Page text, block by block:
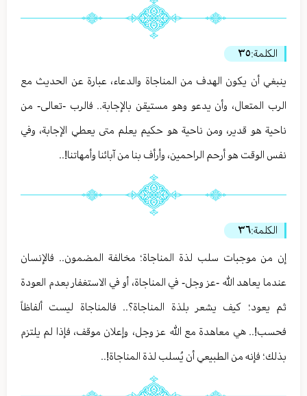
الكلمة:٣٥
ينبغي أن يكون الهدف من المناجاة والدعاء، عبارة عن الحديث مع
الرب المتعال، وأن يدعو وهو مستيقن بالإجابة.. فالرب -تعالى- من
ناحية هو قدير، ومن ناحية هو حكيم يعلم متى يعطي الإجابة، وفي
نفس الوقت هو أرحم الراحمين، وأرأف بنا من آبائنا وأمهاتنا!..
الكلمة:٣٦
إن من موجبات سلب لذة المناجاة؛ مخالفة المضمون.. فالإنسان
عندما يعاهد الله -عز وجل- في المناجاة، أو في الاستغفار بعدم العودة
ثم يعود؛ كيف يشعر بلذة المناجاة؟.. فالمناجاة ليست ألفاظاً
فحسب!.. هي معاهدة مع الله عز وجل، وإعلان موقف، فإذا لم يلتزم
بذلك؛ فإنه من الطبيعي أن يُسلب لذة المناجاة!..